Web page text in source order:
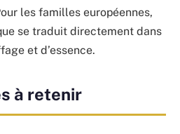
les familles européennes,
se traduit directement dans
et d’essence.
à retenir